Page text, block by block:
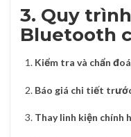
3. Quy
Bluetooth
Kiểm tra và chẩn
Báo giá chi tiết
Thay linh kiện chính